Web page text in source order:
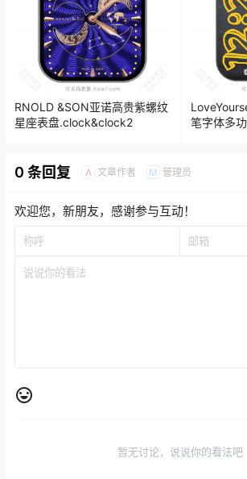
RNOLD &SON亚诺高贵紫螺纹
星座表盘.clock&clock2
笔字体多
0 条回复 A 文章作者 M 管理员
欢迎您，新朋友，感谢参与互动！
暂无讨论，说说你的看法吧